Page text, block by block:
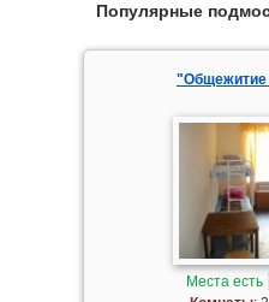
Популярные
"Общежитие
Места есть